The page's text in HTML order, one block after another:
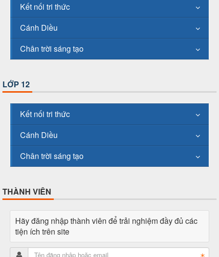
Kết nối tri thức
Cánh Diều
Chân trời sáng tạo
LỚP 12
Kết nối tri thức
Cánh Diều
Chân trời sáng tạo
THÀNH VIÊN
Hãy đăng nhập thành viên để trải nghiệm đầy đủ các
tiện ích trên site